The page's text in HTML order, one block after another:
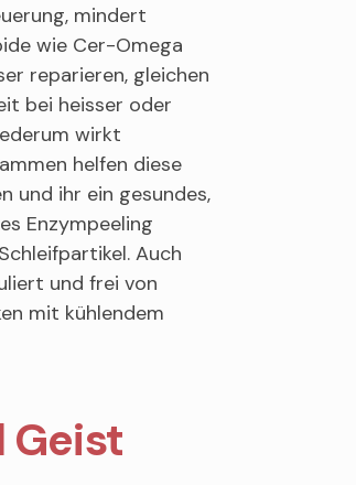
mindert
wie Cer-Omega
reparieren, gleichen
bei heisser oder
wirkt
helfen diese
und ihr ein gesundes,
Enzympeeling
Auch
und frei von
mit kühlendem
Geist